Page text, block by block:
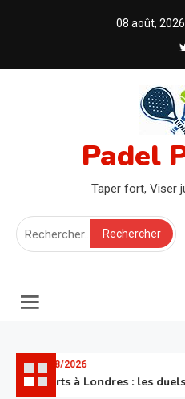
08 août, 2026
Padel
Taper fort, Viser
08/08/2026
Quarts à Londres : les duels